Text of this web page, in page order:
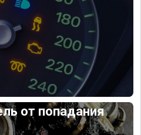
от попадания